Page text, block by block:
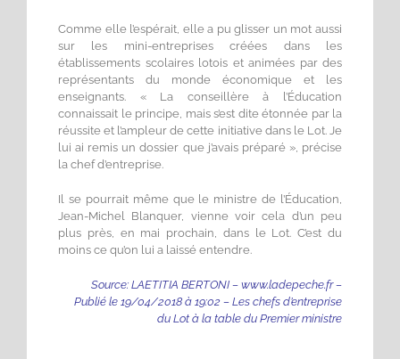
Comme elle l’espérait, elle a pu glisser un mot aussi
sur les mini-entreprises créées dans les
établissements scolaires lotois et animées par des
représentants du monde économique et les
enseignants. « La conseillère à l’Éducation
connaissait le principe, mais s’est dite étonnée par la
réussite et l’ampleur de cette initiative dans le Lot. Je
lui ai remis un dossier que j’avais préparé », précise
la chef d’entreprise.
Il se pourrait même que le ministre de l’Éducation,
Jean-Michel Blanquer, vienne voir cela d’un peu
plus près, en mai prochain, dans le Lot. C’est du
moins ce qu’on lui a laissé entendre.
Source: LAETITIA BERTONI – www.ladepeche.fr –
Publié le 19/04/2018 à 19:02 – Les chefs d’entreprise
du Lot à la table du Premier ministre